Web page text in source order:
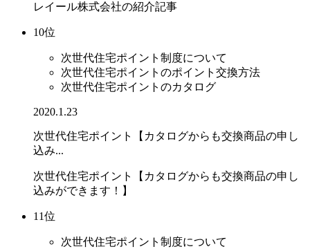
レイール株式会社の紹介記事
10位
次世代住宅ポイント制度について
次世代住宅ポイントのポイント交換方法
次世代住宅ポイントのカタログ
2020.1.23
次世代住宅ポイント【カタログからも交換商品の申し
込み...
次世代住宅ポイント【カタログからも交換商品の申し
込みができます！】
11位
次世代住宅ポイント制度について